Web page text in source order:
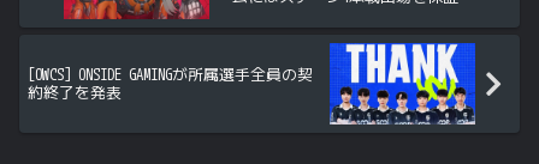
[OWCS] ONSIDE GAMINGが所属選手全員の契
約終了を発表